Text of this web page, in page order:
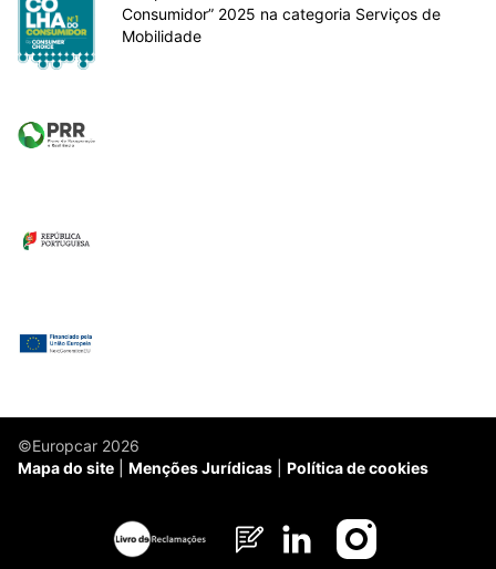
Consumidor” 2025 na categoria Serviços de
Mobilidade
©Europcar 2026
Mapa do site
Menções Jurídicas Política de cookies